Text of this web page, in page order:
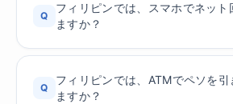
Q
フィリピンでは、スマホでネット
ますか？
Q
フィリピンでは、ATMでペソを引
ますか？